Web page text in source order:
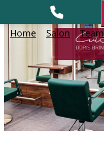
Home Salon Team